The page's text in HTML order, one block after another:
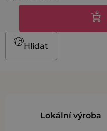
Hlídat
Lokální výroba